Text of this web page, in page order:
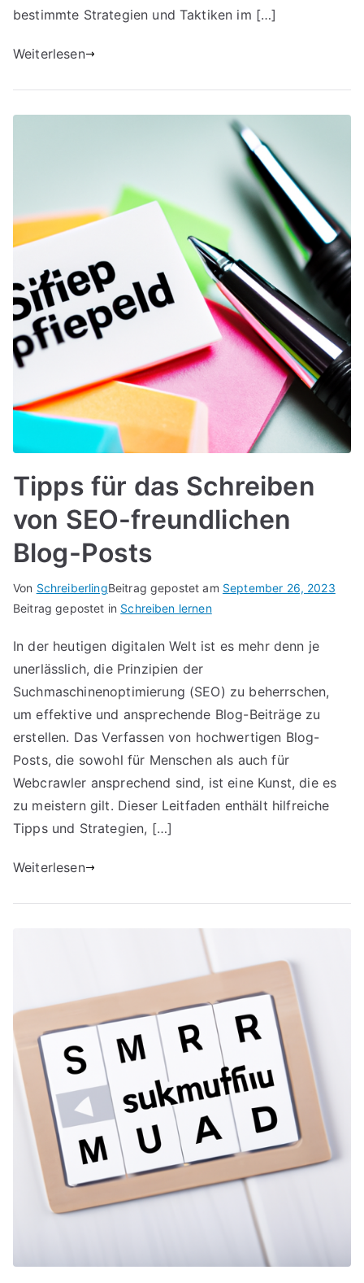
bestimmte Strategien und Taktiken im […]
Weiterlesen
Tipps für das Schreiben
von SEO-freundlichen
Blog-Posts
Von SchreiberlingBeitrag gepostet am September 26, 2023
Beitrag gepostet in Schreiben lernen
In der heutigen digitalen Welt ist es mehr denn je
unerlässlich, die Prinzipien der
Suchmaschinenoptimierung (SEO) zu beherrschen,
um effektive und ansprechende Blog-Beiträge zu
erstellen. Das Verfassen von hochwertigen Blog-
Posts, die sowohl für Menschen als auch für
Webcrawler ansprechend sind, ist eine Kunst, die es
zu meistern gilt. Dieser Leitfaden enthält hilfreiche
Tipps und Strategien, […]
Weiterlesen